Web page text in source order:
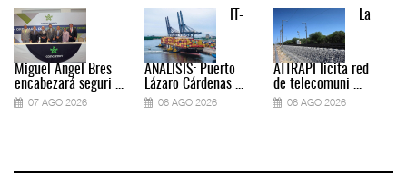
Miguel Ángel Bres
encabezará seguri ...
07 AGO 2026
IT-
ANÁLISIS: Puerto
Lázaro Cárdenas ...
06 AGO 2026
La
ATTRAPI licita red
de telecomuni ...
06 AGO 2026